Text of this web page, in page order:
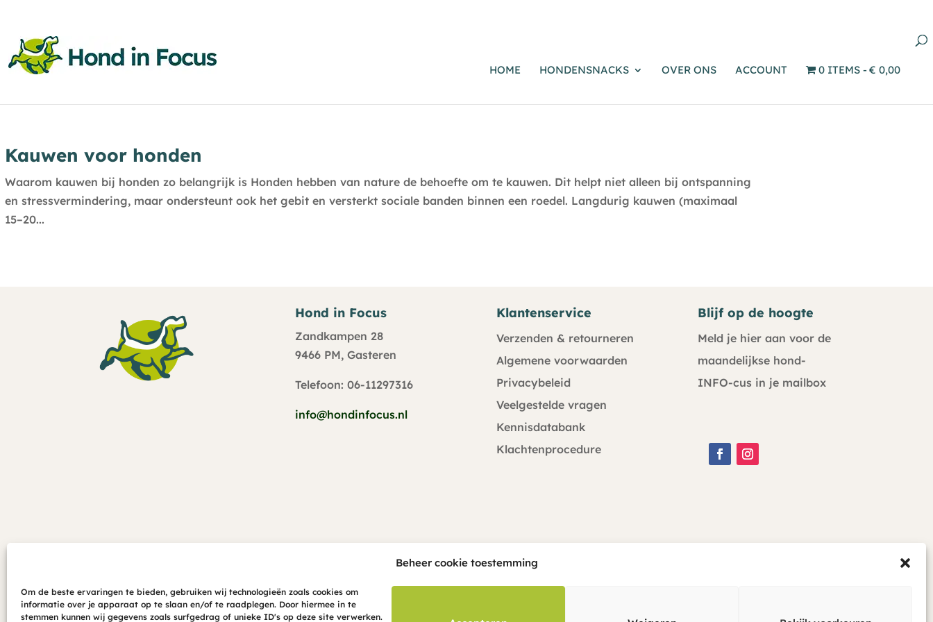
Beheer cookie toestemming
Om de beste ervaringen te bieden, gebruiken wij technologieën zoals cookies om
informatie over je apparaat op te slaan en/of te raadplegen. Door hiermee in te
stemmen kunnen wij gegevens zoals surfgedrag of unieke ID's op deze site verwerken.
HOME HONDENSNACKS OVER ONS ACCOUNT 0 ITEMS € 0,00
Kauwen voor honden
Waarom kauwen bij honden zo belangrijk is Honden hebben van nature de behoefte om te kauwen. Dit helpt niet alleen bij ontspanning
en stressvermindering, maar ondersteunt ook het gebit en versterkt sociale banden binnen een roedel. Langdurig kauwen (maximaal
15–20...
Hond in Focus
Zandkampen 28
9466 PM, Gasteren
Telefoon: 06-11297316
info@hondinfocus.nl
Klantenservice
Verzenden & retourneren
Algemene voorwaarden
Privacybeleid
Veelgestelde vragen
Kennisdatabank
Klachtenprocedure
Blijf op de hoogte
Meld je hier aan voor de
maandelijkse hond-
INFO-cus in je mailbox